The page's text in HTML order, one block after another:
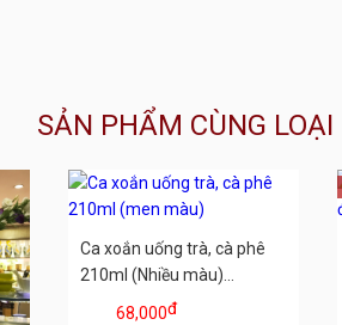
SẢN PHẨM CÙNG LOẠI
Ca xoắn uống trà, cà phê
210ml (Nhiều màu)...
68,000đ